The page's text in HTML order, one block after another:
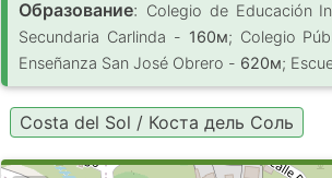
Образование: Colegio de Educación
Secundaria Carlinda - 160м; Colegio
Enseñanza San José Obrero - 620м;
Costa del Sol / Коста дель Соль